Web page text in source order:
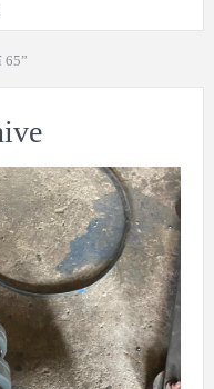
65”